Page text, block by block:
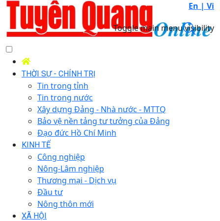
En | Vi
Toggle main menu visibility
THỜI SỰ - CHÍNH TRỊ
Tin trong tỉnh
Tin trong nước
Xây dựng Đảng - Nhà nước - MTTQ
Bảo vệ nền tảng tư tưởng của Đảng
Đạo đức Hồ Chí Minh
KINH TẾ
Công nghiệp
Nông-Lâm nghiệp
Thương mại - Dịch vụ
Đầu tư
Nông thôn mới
XÃ HỘI